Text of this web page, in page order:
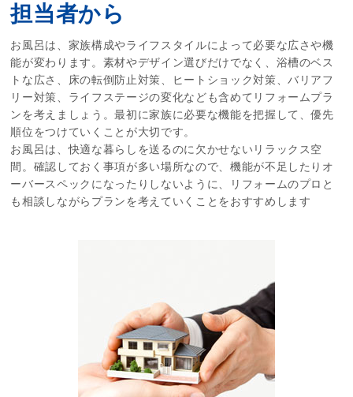
担当者から
お風呂は、家族構成やライフスタイルによって必要な広さや機
能が変わります。素材やデザイン選びだけでなく、浴槽のベス
トな広さ、床の転倒防止対策、ヒートショック対策、バリアフ
リー対策、ライフステージの変化なども含めてリフォームプラ
ンを考えましょう。最初に家族に必要な機能を把握して、優先
順位をつけていくことが大切です。
お風呂は、快適な暮らしを送るのに欠かせないリラックス空
間。確認しておく事項が多い場所なので、機能が不足したりオ
ーバースペックになったりしないように、リフォームのプロと
も相談しながらプランを考えていくことをおすすめします